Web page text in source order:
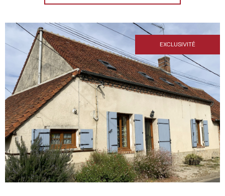
EXCLUSIVITÉ